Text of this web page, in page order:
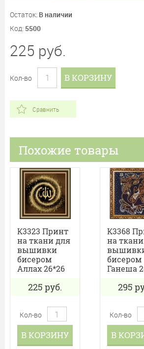
Остаток: В наличии
Код: 5500
225 руб.
Кол-во В КОРЗИНУ
Сравнить
Похожие товары
К3323 Принт
на ткани для
вышивки
бисером
Аллах 26*26
225 руб.
Кол-во
В КОРЗИНУ
К3368
на
бисером
Ганеша
295
Кол-во
В